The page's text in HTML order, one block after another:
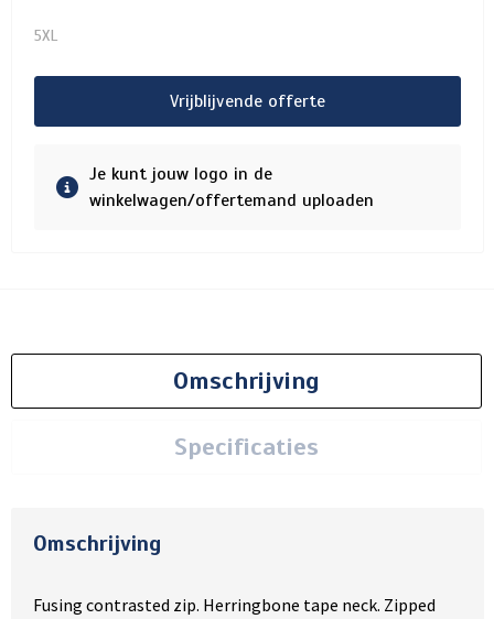
5XL
Vrijblijvende offerte
Je kunt jouw logo in de
winkelwagen/offertemand uploaden
Omschrijving
Specificaties
Omschrijving
Fusing contrasted zip. Herringbone tape neck. Zipped